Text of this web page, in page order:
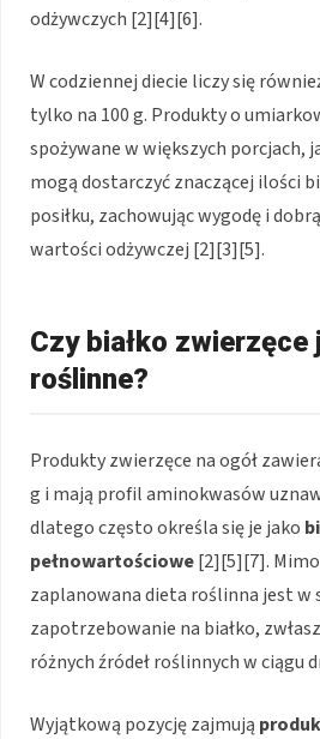
odżywczych [2][4][6].
W codziennej diecie liczy się
tylko na 100 g. Produkty o
spożywane w większych porcjach,
mogą dostarczyć znaczącej ilości
posiłku, zachowując wygodę i
wartości odżywczej [2][3][5].
Czy białko
roślinne?
Produkty zwierzęce na ogół
g i mają profil aminokwasów
dlatego często określa się je jako
pełnowartościowe[2][5][7].
zaplanowana dieta roślinna jest w
zapotrzebowanie na białko,
różnych źródeł roślinnych w ciągu
Wyjątkową pozycję zajmują